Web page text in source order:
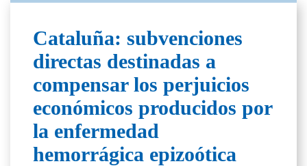
Cataluña: subvenciones
directas destinadas a
compensar los perjuicios
económicos producidos por
la enfermedad
hemorrágica epizoótica